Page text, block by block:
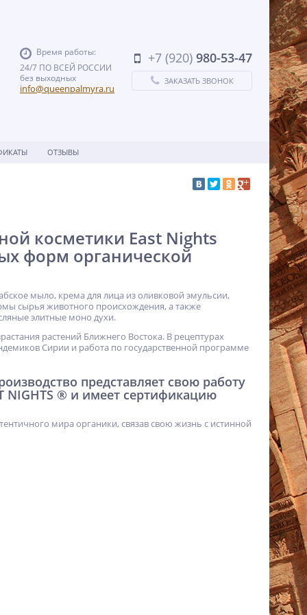
Время работы:
24/7 ПО ВСЕЙ РОССИИ
без выходных
info@queenpalmyra.ru
+7 (920) 980-53-47
ЗАКАЗАТЬ ЗВОНОК
ОТЗЫВЫ
косметики East Nights
форм органической
мыло, крема для лица из оливковой эмульсии,
сырья животного происхождения, а также
элитные моно духи.
растений Ближнего Востока. В рецептурах
Сирии и работа по государственной программе
представляет свою работу
NIGHTS ® и имеет сертификацию
мира органики, связав свою жизнь с истинной